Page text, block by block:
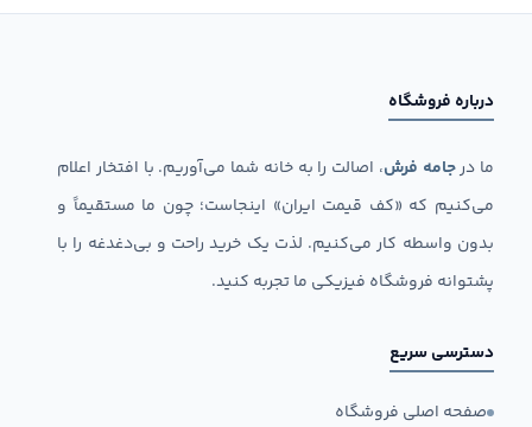
درباره فروشگاه
ما درجامه فرش، اصالت را به خانه شما می‌آوریم. با افتخار اعلام
می‌کنیم که «کف قیمت ایران» اینجاست؛ چون ما مستقیماً و
بدون واسطه کار می‌کنیم. لذت یک خرید راحت و بی‌دغدغه را با
پشتوانه فروشگاه فیزیکی ما تجربه کنید.
دسترسی سریع
صفحه اصلی فروشگاه